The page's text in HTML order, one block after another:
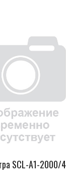
SCL-A1-2000/